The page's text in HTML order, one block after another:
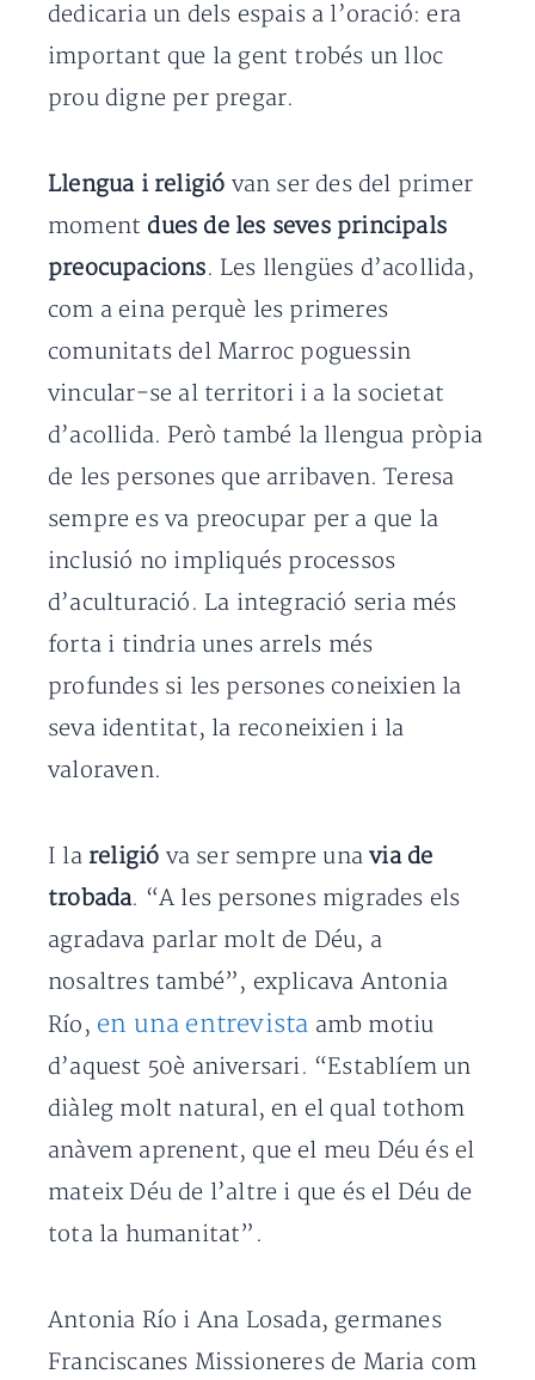
dedicaria un dels espais a l’oració: era
important que la gent trobés un lloc
prou digne per pregar.
Llengua i religió van ser des del primer
moment dues de les seves principals
preocupacions. Les llengües d’acollida,
com a eina perquè les primeres
comunitats del Marroc poguessin
vincular-se al territori i a la societat
d’acollida. Però també la llengua pròpia
de les persones que arribaven. Teresa
sempre es va preocupar per a que la
inclusió no impliqués processos
d’aculturació. La integració seria més
forta i tindria unes arrels més
profundes si les persones coneixien la
seva identitat, la reconeixien i la
valoraven.
I la religió va ser sempre una via de
trobada. “A les persones migrades els
agradava parlar molt de Déu, a
nosaltres també”, explicava Antonia
Río, en una entrevista amb motiu
d’aquest 50è aniversari. “Establíem un
diàleg molt natural, en el qual tothom
anàvem aprenent, que el meu Déu és el
mateix Déu de l’altre i que és el Déu de
tota la humanitat”.
Antonia Río i Ana Losada, germanes
Franciscanes Missioneres de Maria com